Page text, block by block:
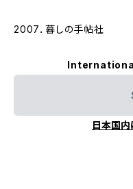
2007．暮しの手帖社
日本国